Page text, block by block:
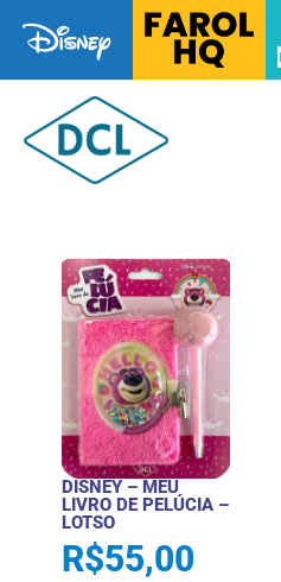
DISNEY – MEU
LIVRO DE PELÚCIA –
LOTSO
R$55,00